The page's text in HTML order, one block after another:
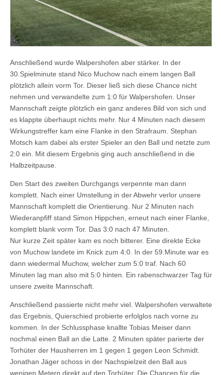
Anschließend wurde Walpershofen aber stärker. In der
30.Spielminute stand Nico Muchow nach einem langen Ball
plötzlich allein vorm Tor. Dieser ließ sich diese Chance nicht
nehmen und verwandelte zum 1:0 für Walpershofen. Unser
Mannschaft zeigte plötzlich ein ganz anderes Bild von sich und
es klappte überhaupt nichts mehr. Nur 4 Minuten nach diesem
Wirkungstreffer kam eine Flanke in den Strafraum. Stephan
Motsch kam dabei als erster Spieler an den Ball und netzte zum
2:0 ein. Mit diesem Ergebnis ging auch anschließend in die
Halbzeitpause.
Den Start des zweiten Durchgangs verpennte man dann
komplett. Nach einer Umstellung in der Abwehr verlor unsere
Mannschaft komplett die Orientierung. Nur 2 Minuten nach
Wiederanpfiff stand Simon Hippchen, erneut nach einer Flanke,
komplett blank vorm Tor. Das 3:0 nach 47 Minuten.
Nur kurze Zeit später kam es noch bitterer. Eine direkte Ecke
von Muchow landete im Knick zum 4:0. In der 59.Minute war es
dann wiedermal Muchow, welcher zum 5:0 traf. Nach 60
Minuten lag man also mit 5:0 hinten. Ein rabenschwarzer Tag für
unsere zweite Mannschaft.
Anschließend passierte nicht mehr viel. Walpershofen verwaltete
das Ergebnis, Quierschied probierte erfolglos nach vorne zu
kommen. In der Schlussphase knallte Tobias Meiser dann
nochmal einen Ball an die Latte. 2 Minuten später parierte der
Torhüter der Hausherren im 1 gegen 1 gegen Leon Schmidt.
Jonathan Jäger schoss in der Nachspielzeit den Ball aus
wenigen Metern direkt auf den Torhüter. Die Chancen für die